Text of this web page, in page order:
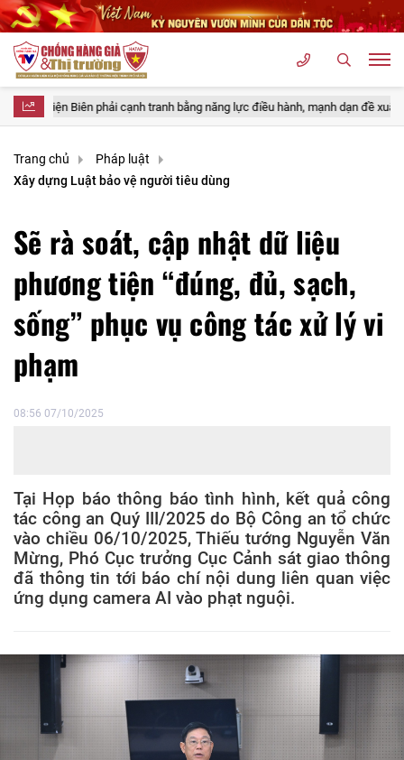
cạnh tranh bằng năng lực điều hành, mạnh dạn đề xuất cơ chế để bứt phá
Trang chủ
Pháp luật
Xây dựng Luật bảo vệ người tiêu dùng
Sẽ rà soát, cập nhật dữ liệu
phương tiện “đúng, đủ, sạch,
sống” phục vụ công tác xử lý vi
phạm
08:56 07/10/2025
Tại Họp báo thông báo tình hình, kết quả công
tác công an Quý III/2025 do Bộ Công an tổ chức
vào chiều 06/10/2025, Thiếu tướng Nguyễn Văn
Mừng, Phó Cục trưởng Cục Cảnh sát giao thông
đã thông tin tới báo chí nội dung liên quan việc
ứng dụng camera AI vào phạt nguội.